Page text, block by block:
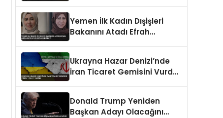
Yemen İlk Kadın Dışişleri
Bakanını Atadı Efrah
Ukrayna Hazar Denizi’nde
İran Ticaret Gemisini Vurdu 1
Donald Trump Yeniden
Başkan Adayı Olacağını